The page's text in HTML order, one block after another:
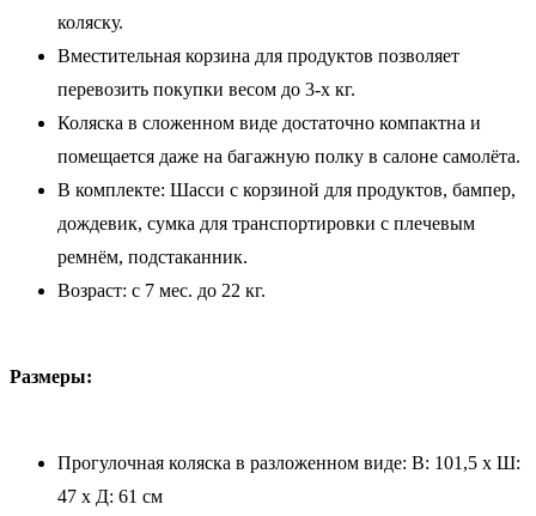
коляску.
Вместительная корзина для продуктов позволяет
перевозить покупки весом до 3-х кг.
Коляска в сложенном виде достаточно компактна и
помещается даже на багажную полку в салоне самолёта.
В комплекте: Шасси с корзиной для продуктов, бампер,
дождевик, сумка для транспортировки с плечевым
ремнём, подстаканник.
Возраст: с 7 мес. до 22 кг.
Размеры:
Прогулочная коляска в разложенном виде: В: 101,5 x Ш:
47 x Д: 61 см